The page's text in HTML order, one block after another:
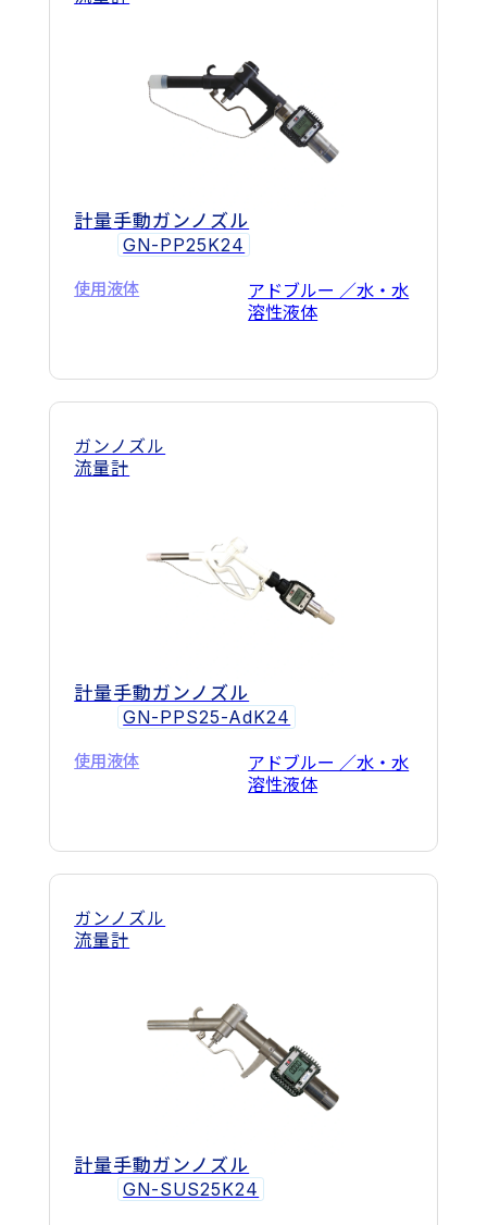
計量手動ガンノズル
GN-PP25K24
使用液体
アドブルー ／水・水
溶性液体
ガンノズル
流量計
計量手動ガンノズル
GN-PPS25-AdK24
使用液体
アドブルー ／水・水
溶性液体
ガンノズル
流量計
計量手動ガンノズル
GN-SUS25K24